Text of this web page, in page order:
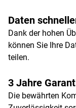
Daten
Dank der hohen
können Sie Ihre
teilen.
3 Jahre
Die bewährten